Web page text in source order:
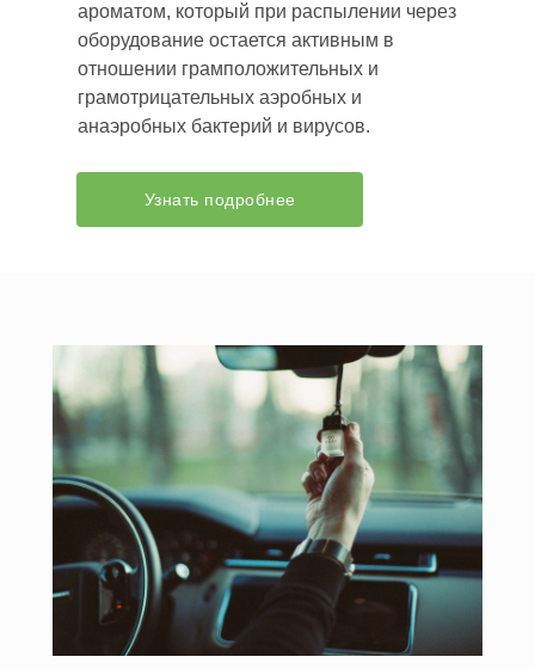
ароматом, который при распылении через
оборудование остается активным в
отношении грамположительных и
грамотрицательных аэробных и
анаэробных бактерий и вирусов.
Узнать подробнее